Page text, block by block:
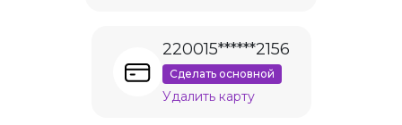
220015******2156
Сделать основной
Удалить карту